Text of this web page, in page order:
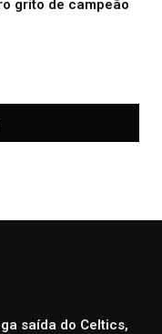
grito de campeão
saída do Celtics,